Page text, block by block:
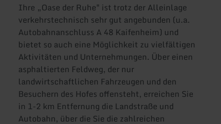
Ihre „Oase der Ruhe" ist trotz der Alleinlage
verkehrstechnisch sehr gut angebunden (u.a.
Autobahnanschluss A 48 Kaifenheim) und
bietet so auch eine Möglichkeit zu vielfältigen
Aktivitäten und Unternehmungen. Über einen
asphaltierten Feldweg, der nur
landwirtschaftlichen Fahrzeugen und den
Besuchern des Hofes offensteht, erreichen Sie
in 1-2 km Entfernung die Landstraße und
Autobahn, über die Sie die zahlreichen